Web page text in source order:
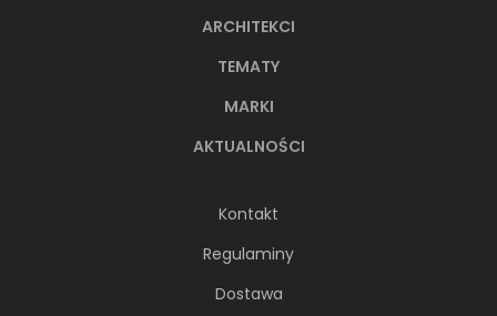
ARCHITEKCI
TEMATY
MARKI
AKTUALNOŚCI
Kontakt
Regulaminy
Dostawa